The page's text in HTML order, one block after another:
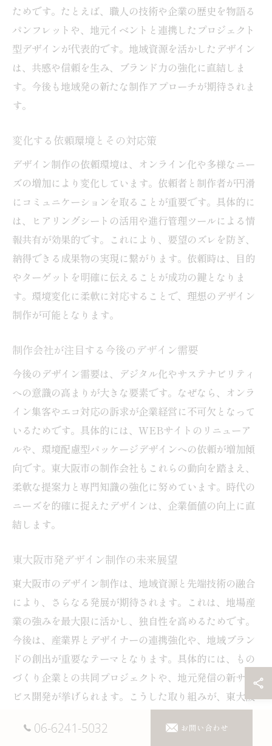
ためです。たとえば、職人の技術や企業の歴史を物語る
パンフレットや、地元イベントと連携したプロジェクト
型デザインが代表的です。地域資源を活かしたデザイン
は、共感や信頼を生み、ブランド力の強化に直結しま
す。今後も地域発の新たな制作アプローチが期待されま
す。
変化する依頼環境とその対応策
デザイン制作の依頼環境は、オンライン化や多様なニー
ズの増加により変化しています。依頼者と制作者が円滑
にコミュニケーションを取ることが重要です。具体的に
は、ヒアリングシートの活用や進行管理ツールによる情
報共有が効果的です。これにより、要望のズレを防ぎ、
納得できる成果物の実現に繋がります。依頼時は、目的
やターゲットを明確に伝えることが成功の鍵となりま
す。環境変化に柔軟に対応することで、理想のデザイン
制作が可能となります。
制作会社が注目する今後のデザイン需要
今後のデザイン需要は、デジタル化やサステナビリティ
への意識の高まりが大きな要素です。なぜなら、オンラ
イン集客やエコ対応の訴求が企業経営に不可欠となって
いるためです。具体的には、WEBサイトのリニューア
ルや、環境配慮型パッケージデザインへの依頼が増加傾
向です。東大阪市の制作会社もこれらの動向を踏まえ、
柔軟な提案力と専門知識の強化に努めています。時代の
ニーズを的確に捉えたデザインは、企業価値の向上に直
結します。
東大阪市発デザイン制作の未来展望
東大阪市のデザイン制作は、地域資源と先端技術の融合
により、さらなる発展が期待されます。これは、地場産
業の強みを最大限に活かし、独自性を高めるためです。
今後は、産業界とデザイナーの連携強化や、地域ブラン
ドの創出が重要なテーマとなります。具体的には、もの
づくり企業との共同プロジェクトや、地元発信の新サー
ビス開発が挙げられます。こうした取り組みが、東大阪
06-6241-5032 お問い合わせ